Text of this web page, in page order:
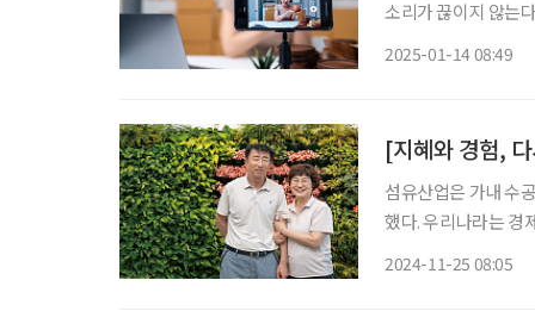
소리가 끊이지 않는
2025-01-14 08:49
[지혜와 경험,
섬유산업은 가내 수
했다. 우리나라는 경
2024-11-25 08:05